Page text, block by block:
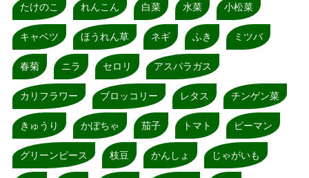
たけのこ れんこん 白菜 水菜 小松菜
キャベツ ほうれん草 ネギ ふき ミツバ
春菊 ニラ セロリ アスパラガス
カリフラワー ブロッコリー レタス チンゲン菜
きゅうり かぼちゃ 茄子 トマト ピーマン
グリーンピース 枝豆 かんしょ じゃがいも